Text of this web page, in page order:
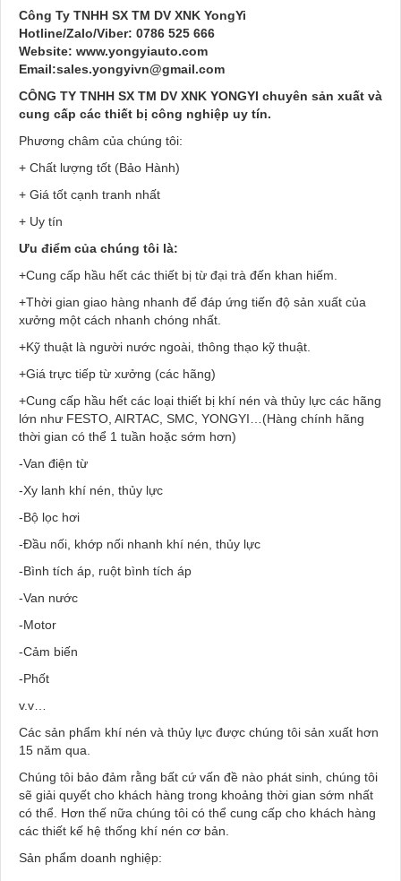
Công Ty TNHH SX TM DV XNK YongYi
Hotline/Zalo/Viber: 0786 525 666
Website: www.yongyiauto.com
Email:sales.yongyivn@gmail.com
CÔNG TY TNHH SX TM DV XNK YONGYI chuyên sản xuất và
cung cấp các thiết bị công nghiệp uy tín.
Phương châm của chúng tôi:
+ Chất lượng tốt (Bảo Hành)
+ Giá tốt cạnh tranh nhất
+ Uy tín
Ưu điểm của chúng tôi là:
+Cung cấp hầu hết các thiết bị từ đại trà đến khan hiếm.
+Thời gian giao hàng nhanh để đáp ứng tiến độ sản xuất của
xưởng một cách nhanh chóng nhất.
+Kỹ thuật là người nước ngoài, thông thạo kỹ thuật.
+Giá trực tiếp từ xưởng (các hãng)
+Cung cấp hầu hết các loại thiết bị khí nén và thủy lực các hãng
lớn như FESTO, AIRTAC, SMC, YONGYI…(Hàng chính hãng
thời gian có thể 1 tuần hoặc sớm hơn)
-Van điện từ
-Xy lanh khí nén, thủy lực
-Bộ lọc hơi
-Đầu nối, khớp nối nhanh khí nén, thủy lực
-Bình tích áp, ruột bình tích áp
-Van nước
-Motor
-Cảm biến
-Phốt
v.v…
Các sản phẩm khí nén và thủy lực được chúng tôi sản xuất hơn
15 năm qua.
Chúng tôi bảo đảm rằng bất cứ vấn đề nào phát sinh, chúng tôi
sẽ giải quyết cho khách hàng trong khoảng thời gian sớm nhất
có thể. Hơn thế nữa chúng tôi có thể cung cấp cho khách hàng
các thiết kế hệ thống khí nén cơ bản.
Sản phẩm doanh nghiệp: